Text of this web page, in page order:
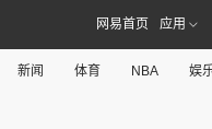
网易首页 应用
新闻 体育 NBA 娱